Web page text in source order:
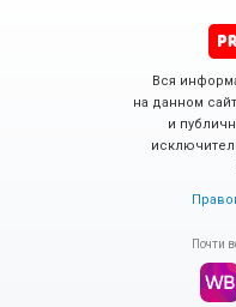
Вся
на данном
и
Почти